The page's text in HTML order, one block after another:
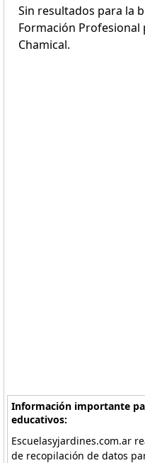
Sin resultados para la
Formación Profesional
Chamical.
Información importante
educativos:
Escuelasyjardines.com.ar
de recopilación de datos